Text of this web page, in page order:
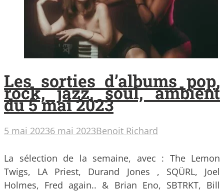
Les sorties d’albums pop,
rock, jazz, soul, ambient
du 5 mai 2023
5 mai 20236 mai 2023Benoit Richard
La sélection de la semaine, avec : The Lemon
Twigs, LA Priest, Durand Jones , SQÜRL, Joel
Holmes, Fred again.. & Brian Eno, SBTRKT, Bill